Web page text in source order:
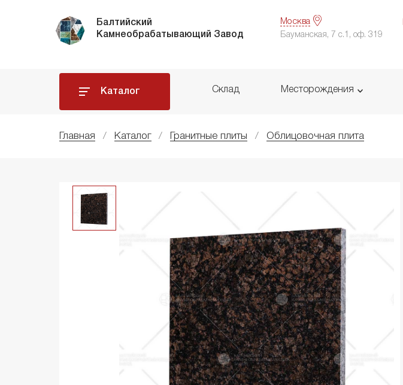
Балтийский
Камнеобрабатывающий Завод
Москва
Бауманская, 7 с.1, оф. 319
Каталог Склад Месторождения
Главная Каталог Гранитные плиты Облицовочная плита